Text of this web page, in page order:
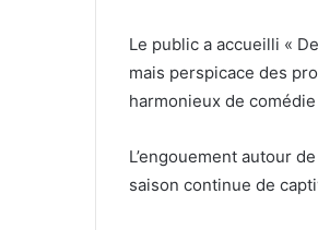
Le public a accueilli «
mais perspicace des
harmonieux de
L’engouement autour
saison continue de